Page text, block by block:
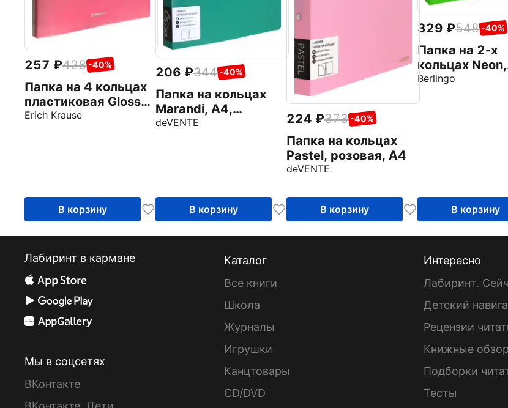
257 428 -40%
Папка на 4 кольцах
пластиковая Glossy
Bubble Gum, арома,
Erich Krause
В корзину
206 344 -40%
Папка на кольцах
Marandi, A4,
аквамариновая
deVENTE
В корзину
224 373 -40%
Папка на кольцах
Pastel, розовая, А4
deVENTE
В корзину
329 548 -40%
Папка на 2-х
кольцах Neon,
зеленый неон
Berlingo
В корзину
Лабиринт в кармане
Мы в соцсетях
ВКонтакте
Каталог
Все книги
Школа
Журналы
Игрушки
Канцтовары
CD/DVD
Интересно
Лабиринт.
Детский
Рецензии
Книжные
Подборки
Тесты